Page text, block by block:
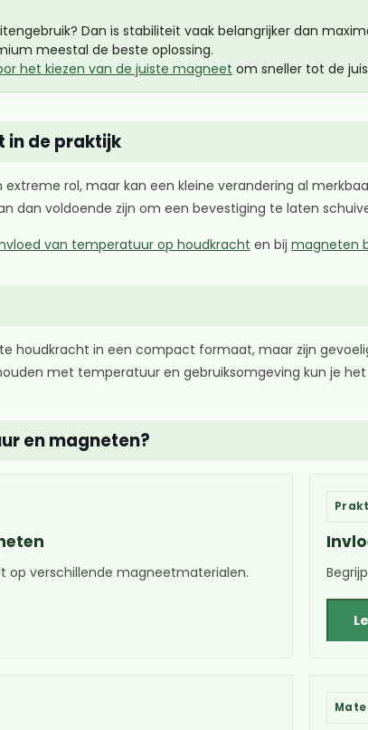
Dan is stabiliteit vaak belangrijker dan
meestal de beste oplossing.
het kiezen van de juiste magneet om sneller tot de
in de praktijk
rol, maar kan een kleine verandering al
dan voldoende zijn om een bevestiging te laten
van temperatuur op houdkracht en bij magneten
houdkracht in een compact formaat, maar zijn
met temperatuur en gebruiksomgeving kun je
en magneten?
verschillende magneetmaterialen.